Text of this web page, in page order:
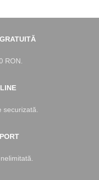
RON.
securizată.